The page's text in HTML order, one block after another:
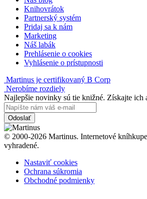
Knihovrátok
Partnerský systém
Pridaj sa k nám
Marketing
Náš labák
Prehlásenie o cookies
Vyhlásenie o prístupnosti
Martinus je certifikovaný B Corp
Nerobíme rozdiely
Najlepšie novinky sú tie knižné. Získajte ich
Odoslať
© 2000-2026 Martinus. Internetové
vyhradené.
Nastaviť cookies
Ochrana súkromia
Obchodné podmienky